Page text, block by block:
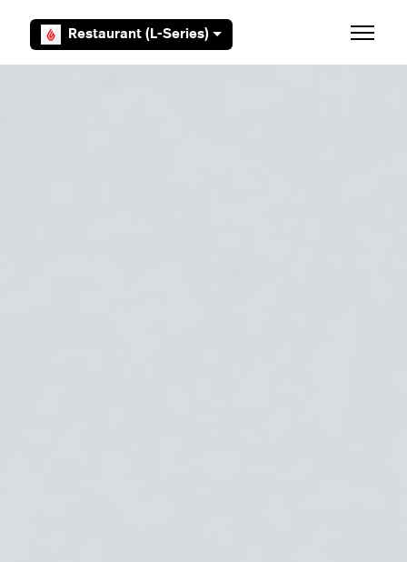
Restaurant (L-Series)